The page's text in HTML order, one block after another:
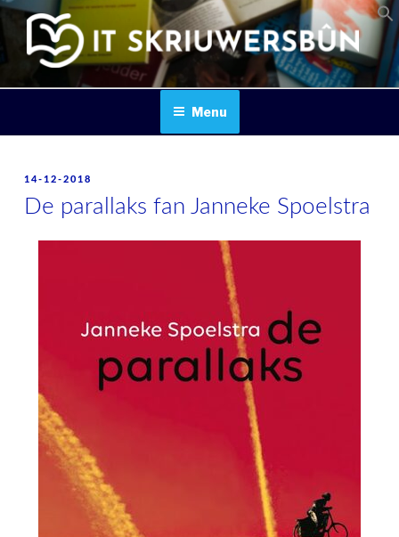
Skip
content
IT SKRIUWERSBOUN
Menu
POSTED
14-12-2018
De parallaks fan Janneke Spoelstra